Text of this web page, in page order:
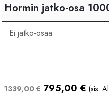
Hormin jatko-osa
1339,00 € 795,00 € (sis.